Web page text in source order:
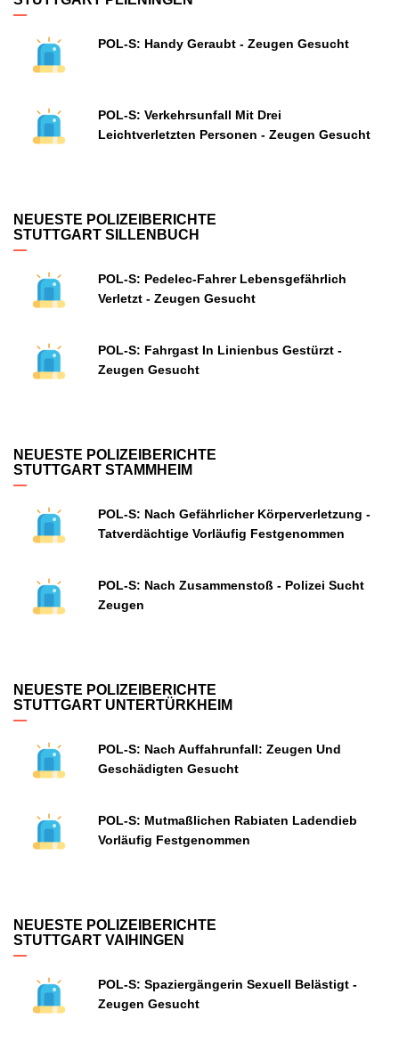
POL-S: Handy Geraubt - Zeugen Gesucht
POL-S: Verkehrsunfall Mit Drei
Leichtverletzten Personen - Zeugen Gesucht
NEUESTE POLIZEIBERICHTE
STUTTGART SILLENBUCH
POL-S: Pedelec-Fahrer Lebensgefährlich
Verletzt - Zeugen Gesucht
POL-S: Fahrgast In Linienbus Gestürzt -
Zeugen Gesucht
NEUESTE POLIZEIBERICHTE
STUTTGART STAMMHEIM
POL-S: Nach Gefährlicher Körperverletzung -
Tatverdächtige Vorläufig Festgenommen
POL-S: Nach Zusammenstoß - Polizei Sucht
Zeugen
NEUESTE POLIZEIBERICHTE
STUTTGART UNTERTÜRKHEIM
POL-S: Nach Auffahrunfall: Zeugen Und
Geschädigten Gesucht
POL-S: Mutmaßlichen Rabiaten Ladendieb
Vorläufig Festgenommen
NEUESTE POLIZEIBERICHTE
STUTTGART VAIHINGEN
POL-S: Spaziergängerin Sexuell Belästigt -
Zeugen Gesucht